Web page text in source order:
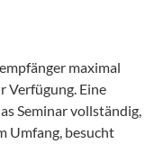
maximal
Verfügung. Eine
Seminar vollständig,
Umfang, besucht